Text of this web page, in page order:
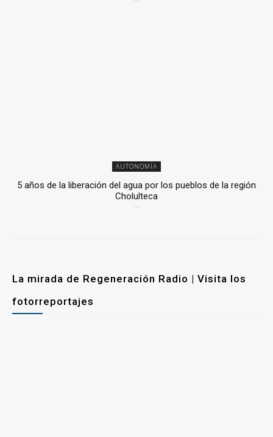
AUTONOMÍA
5 años de la liberación del agua por los pueblos de la región
Cholulteca
La mirada de Regeneración Radio | Visita los
fotorreportajes